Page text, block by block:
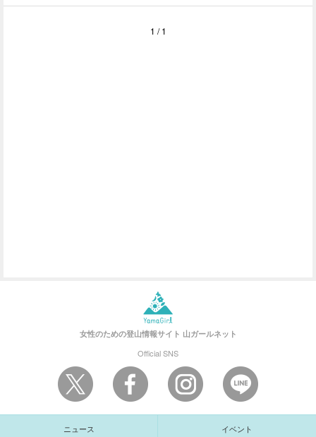
1 / 1
女性のための登山情報サイト 山ガールネット
Official SNS
ニュース イベント